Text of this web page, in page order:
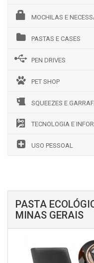
MOCHILAS E
PASTAS E CASES
PEN DRIVES
PET SHOP
SQUEEZES E
TECNOLOGIA E
USO PESSOAL
PASTA
MINAS GERAIS